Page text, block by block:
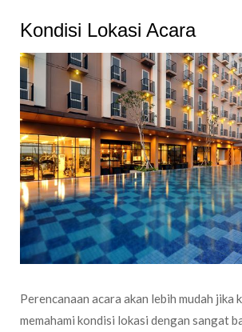
Kondisi Lokasi Acara
Perencanaan acara akan lebih mudah
memahami kondisi lokasi dengan sangat